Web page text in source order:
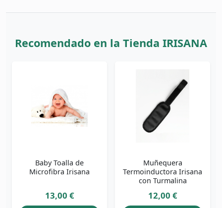
Recomendado en la Tienda IRISANA
Baby Toalla de
Microfibra Irisana
13,00 €
Muñequera
Termoinductora Irisana
con Turmalina
12,00 €